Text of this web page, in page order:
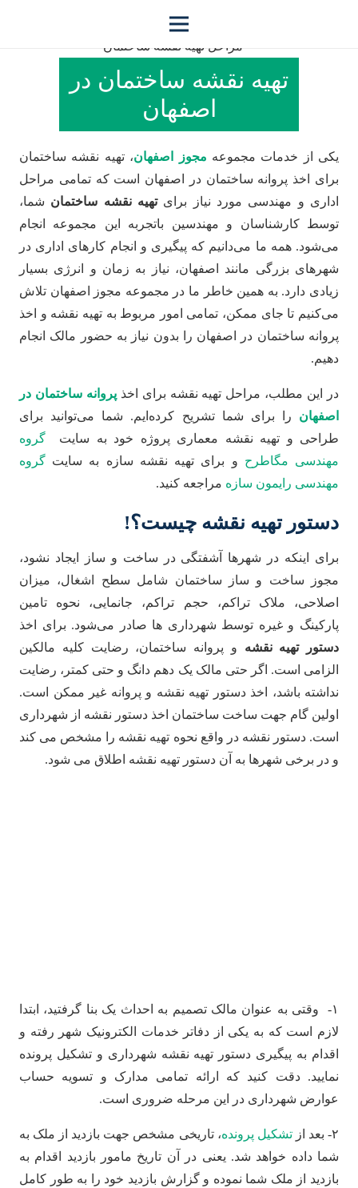
تهیه نقشه ساختمان در
اصفهان
یکی از خدمات مجموعه مجوز اصفهان، تهیه نقشه ساختمان
برای اخذ پروانه ساختمان در اصفهان است که تمامی مراحل
اداری و مهندسی مورد نیاز برایتهیه نقشه ساختمان شما،
توسط کارشناسان و مهندسین باتجربه این مجموعه انجام
می‌شود. همه ما می‌دانیم که پیگیری و انجام کارهای اداری در
شهرهای بزرگی مانند اصفهان، نیاز به زمان و انرژی بسیار
زیادی دارد. به همین خاطر ما در مجموعه مجوز اصفهان تلاش
می‌کنیم تا جای ممکن، تمامی امور مربوط به تهیه نقشه و اخذ
پروانه ساختمان در اصفهان را بدون نیاز به حضور مالک انجام
دهیم.
در این مطلب، مراحل تهیه نقشه برای اخذپروانه ساختمان در
اصفهان را برای شما تشریح کرده‌ایم. شما می‌توانید برای
طراحی و تهیه نقشه معماری پروژه خود به سایت گروه
مهندسی مگاطرح و برای تهیه نقشه سازه به سایت گروه
مهندسی رایمون سازه مراجعه کنید.
دستور تهیه نقشه چیست؟!
برای اینکه در شهرها آشفتگی در ساخت و ساز ایجاد نشود،
مجوز ساخت و ساز ساختمان شامل سطح اشغال، میزان
اصلاحی، ملاک تراکم، حجم تراکم، جانمایی، نحوه تامین
پارکینگ و غیره توسط شهرداری ها صادر می‌شود. برای اخذ
دستور تهیه نقشه و پروانه ساختمان، رضایت کلیه مالکین
الزامی است. اگر حتی مالک یک دهم دانگ و حتی کمتر، رضایت
نداشته باشد، اخذ دستور تهیه نقشه و پروانه غیر ممکن است.
اولین گام جهت ساخت ساختمان اخذ دستور نقشه از شهرداری
است. دستور نقشه در واقع نحوه تهیه نقشه را مشخص می کند
و در برخی شهرها به آن دستور تهیه نقشه اطلاق می شود.
۱- وقتی به عنوان مالک تصمیم به احداث یک بنا گرفتید، ابتدا
لازم است که به یکی از دفاتر خدمات الکترونیک شهر رفته و
اقدام به پیگیری دستور تهیه نقشه شهرداری و تشکیل پرونده
نمایید. دقت کنید که ارائه تمامی مدارک و تسویه حساب
عوارض شهرداری در این مرحله ضروری است.
۲- بعد از تشکیل پرونده، تاریخی مشخص جهت بازدید از ملک به
شما داده خواهد شد. یعنی در آن تاریخ مامور بازدید اقدام به
بازدید از ملک شما نموده و گزارش بازدید خود را به طور کامل